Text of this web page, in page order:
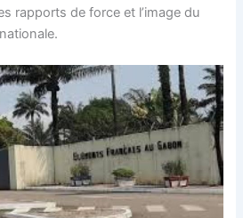
rapports de force et l’image du